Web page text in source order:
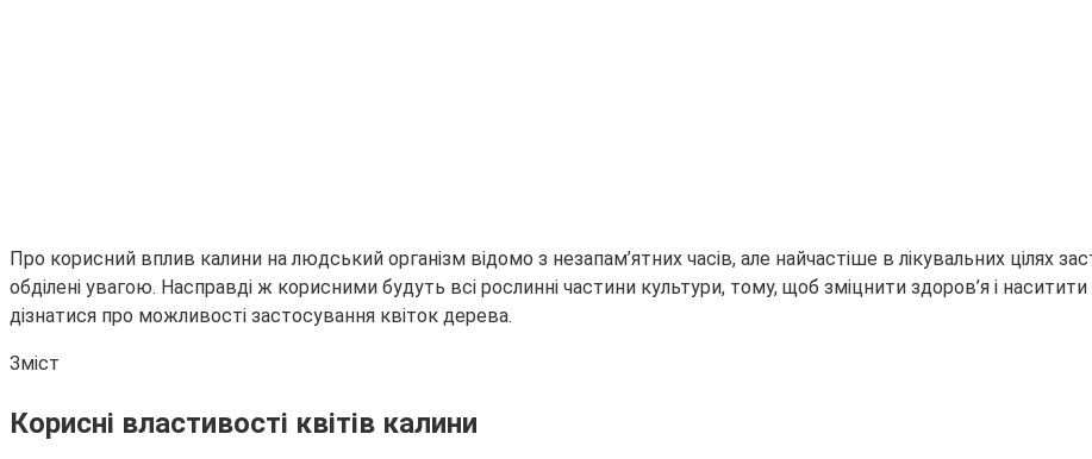
Про корисний вплив калини на людський організм відомо з незапам’ятних часів, але найчастіше в лікувальних цілях
обділені увагою. Насправді ж корисними будуть всі рослинні частини культури, тому, щоб зміцнити здоров’я і
дізнатися про можливості застосування квіток дерева.
Зміст
Корисні властивості квітів калини